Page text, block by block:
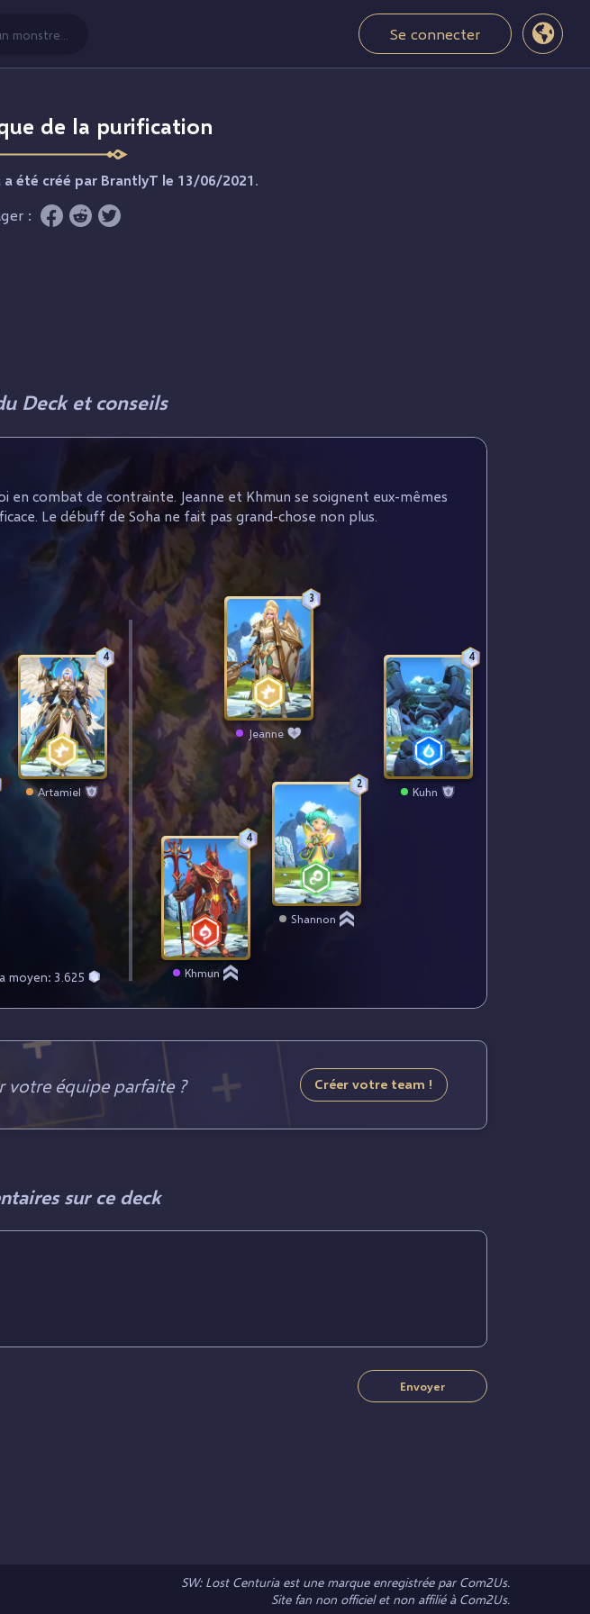
Se connecter
de la purification
a été créé par BrantlyT le 13/06/2021.
:
Deck et conseils
en combat de contrainte. Jeanne et Khmun se soignent eux-mêmes
Le débuff de Soha ne fait pas grand-chose non plus.
4
Artamiel
moyen: 3.625
3
Jeanne
4
Kuhn
4
Khmun
2
Shannon
votre équipe parfaite ? Créer votre team !
sur ce deck
Envoyer
SW: Lost Centuria est une marque enregistrée par Com2Us.
Site fan non officiel et non affilié à Com2Us.